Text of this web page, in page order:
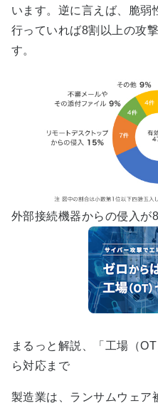
います。逆に言えば、脆弱
行っていれば8割以上の攻
す。
外部接続機器からの侵入が
まるっと解説、「工場（
ら対応まで
製造業は、ランサムウェア